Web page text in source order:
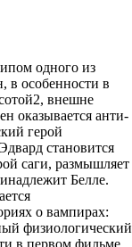
одного из
в особенности в
внешне
оказывается анти-
герой
становится
саги, размышляет
Белле.
о вампирах:
физиологический